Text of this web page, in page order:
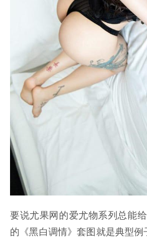
要说尤果网的爱尤物系列总能
的《黑白调情》套图就是典型